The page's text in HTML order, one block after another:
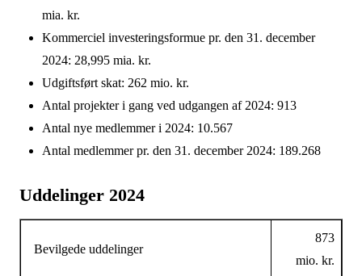
mia. kr.
Kommerciel investeringsformue pr. den 31. december
2024: 28,995 mia. kr.
Udgiftsført skat: 262 mio. kr.
Antal projekter i gang ved udgangen af 2024: 913
Antal nye medlemmer i 2024: 10.567
Antal medlemmer pr. den 31. december 2024: 189.268
Uddelinger 2024
Bevilgede uddelinger
873
mio. kr.